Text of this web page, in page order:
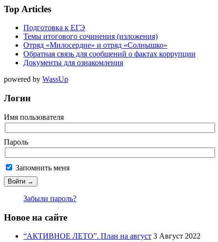
Top Articles
Подготовка к ЕГЭ
Темы итогового сочинения (изложения)
Отряд «Милосердие» и отряд «Солнышко»
Обратная связь для сообщений о фактах коррупции
Документы для ознакомления
powered by WassUp
Логин
Имя пользователя
Пароль
Запомнить меня
Забыли пароль?
Новое на сайте
“АКТИВНОЕ ЛЕТО”. План на август 3 Август 2022